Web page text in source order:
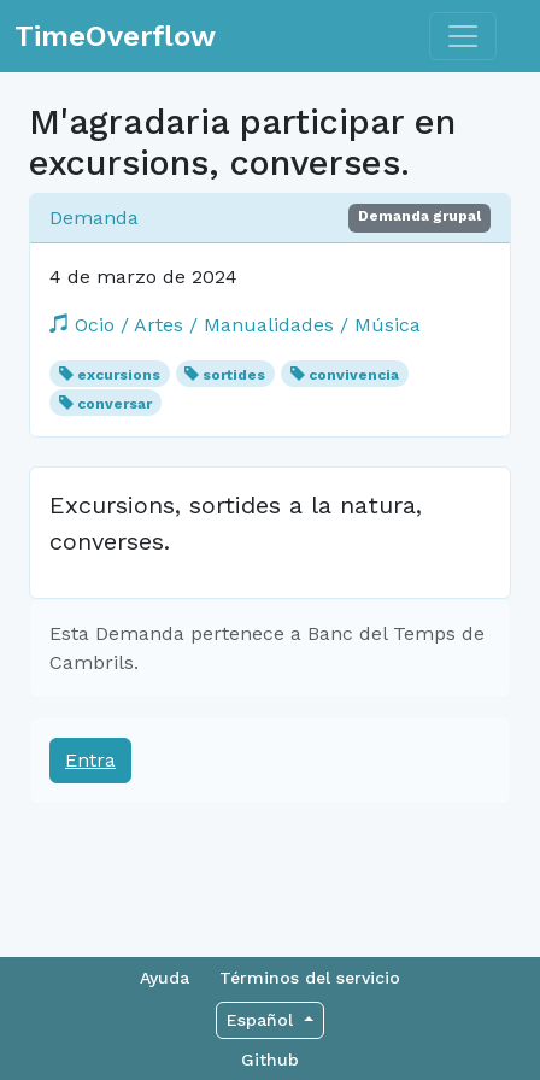
TimeOverflow Toggle
M'agradaria participar en
excursions, converses.
Demanda Demanda grupal
4 de marzo de 2024
Ocio / Artes / Manualidades / Música
excursions sortides
convivencia
conversar
Excursions, sortides a la natura,
converses.
Esta Demanda pertenece a Banc del Temps de
Cambrils.
Entra
Ayuda Términos del servicio
Español
Github